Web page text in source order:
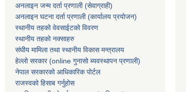
अनलाइन जन्म दर्ता प्रणाली (सेवाग्राही)
अनलाइन घटना दर्ता प्रणाली (कार्यालय प्रयोजन)
स्थानीय तहको वेवसाईटको विवरण
स्थानीय तहको नक्साहरु
संघीय मामिला तथा स्थानीय विकास मन्त्रालय
हेल्लो सरकार (online गुनासो ब्यवस्थापन प्रणाली)
नेपाल सरकारको आधिकारिक पोर्टल
राजस्वको हिसाब गर्नुहोस